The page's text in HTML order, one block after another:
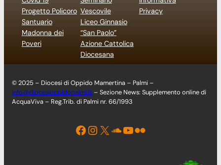
Progetto Policoro
Santuario
Madonna dei
Poveri
Vescovile
Liceo Ginnasio
“San Paolo”
Azione Cattolica
Diocesana
Privacy
© 2025 – Diocesi di Oppido Mamertina – Palmi –
info@diocesioppidopalmi.it – Sezione News: Supplemento online di
AcquaViva – Reg.Trib. di Palmi nr. 66/1993
Facebook Instagram X Soundcloud YouTube Flickr